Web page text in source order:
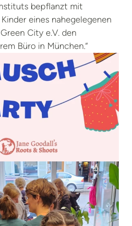
bepflanzt mit
eines nahegelegenen
City e.V. den
Büro in München.“